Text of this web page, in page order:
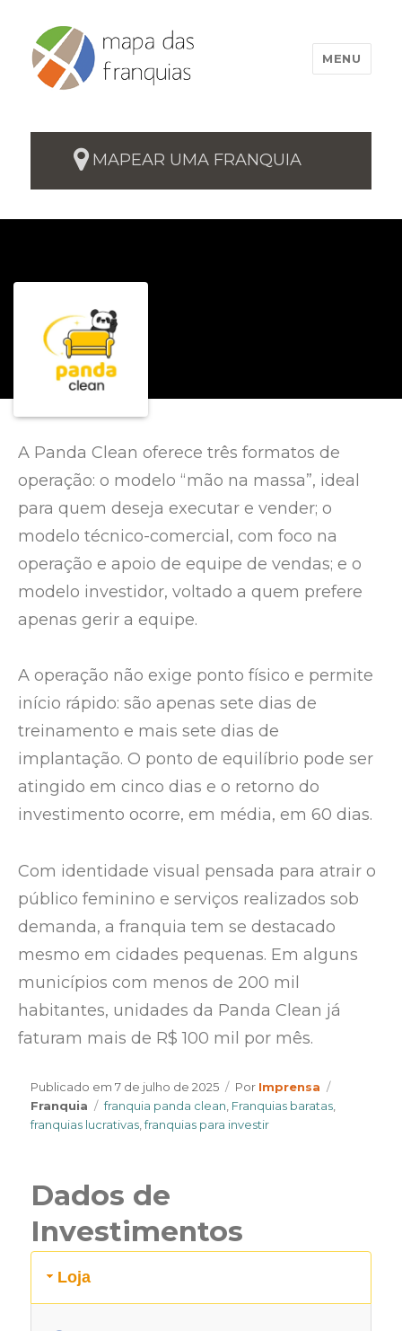
MENU
MAPEAR UMA FRANQUIA
A Panda Clean oferece três formatos de
operação: o modelo “mão na massa”, ideal
para quem deseja executar e vender; o
modelo técnico-comercial, com foco na
operação e apoio de equipe de vendas; e o
modelo investidor, voltado a quem prefere
apenas gerir a equipe.
A operação não exige ponto físico e permite
início rápido: são apenas sete dias de
treinamento e mais sete dias de
implantação. O ponto de equilíbrio pode ser
atingido em cinco dias e o retorno do
investimento ocorre, em média, em 60 dias.
Com identidade visual pensada para atrair o
público feminino e serviços realizados sob
demanda, a franquia tem se destacado
mesmo em cidades pequenas. Em alguns
municípios com menos de 200 mil
habitantes, unidades da Panda Clean já
faturam mais de R$ 100 mil por mês.
Publicado em7 de julho de 2025 Por Author
Imprensa
Franquia
Tags
franquia panda clean Franquias baratas
franquias lucrativas ,franquias para investir
Dados de
Investimentos
Loja